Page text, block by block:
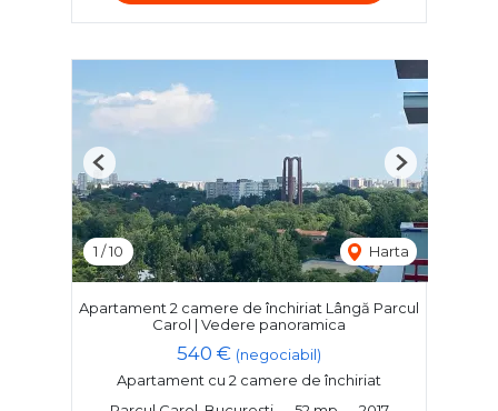
1 /10 Harta
Previous Next
Apartament 2 camere de închiriat Lângă Parcul
Carol | Vedere panoramica
540 € (negociabil)
Apartament cu 2 camere de închiriat